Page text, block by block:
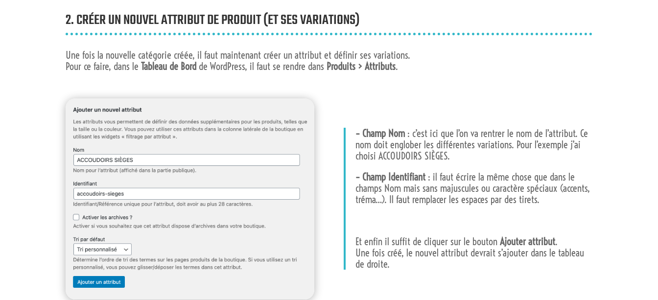
2. CRÉER UN NOUVEL ATTRIBUT DE PRODUIT (ET SES VARIATIONS)
Une fois la nouvelle catégorie créée, il faut maintenant créer un attribut et définir ses variations.
Pour ce faire, dans leTableau de Bord de WordPress, il faut se rendre dans Produits > Attributs.
– Champ Nom : c’est ici que l’on va rentrer le nom de l’attribut. Ce
nom doit englober les différentes variations. Pour l’exemple j’ai
choisi ACCOUDOIRS SIÈGES.
– Champ Identifiant : il faut écrire la même chose que dans le
champs Nom mais sans majuscules ou caractère spéciaux (accents,
tréma…). Il faut remplacer les espaces par des tirets.
Et enfin il suffit de cliquer sur le bouton Ajouter attribut.
Une fois créé, le nouvel attribut devrait s’ajouter dans le tableau
de droite.